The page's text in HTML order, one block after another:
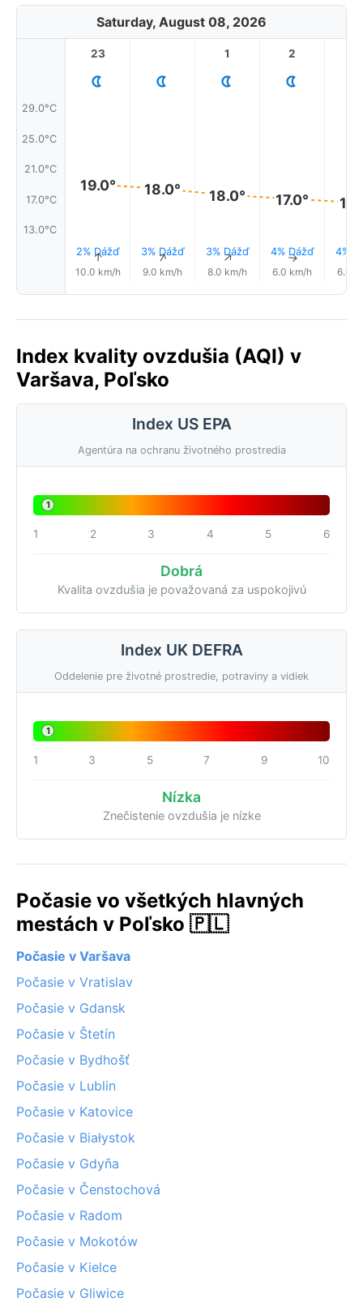
Saturday, August 08, 2026
29.0°C
25.0°C
21.0°C
17.0°C
13.0°C
23
19.0°
2% Dážď
↑
10.0 km/h
18.0°
3% Dážď
↑
9.0 km/h
1
18.0°
3% Dážď
↑
8.0 km/h
2
17.0°
4% Dážď
↑
6.0 km/h
4%
6.0
Index kvality ovzdušia (AQI) v
Varšava, Poľsko
Index US EPA
Agentúra na ochranu životného prostredia
1
1 2 3 4 5 6
Dobrá
Kvalita ovzdušia je považovaná za uspokojivú
Index UK DEFRA
Oddelenie pre životné prostredie, potraviny a vidiek
1
1 3 5 7 9 10
Nízka
Znečistenie ovzdušia je nízke
Počasie vo všetkých hlavných
mestách v Poľsko 🇵🇱
Počasie v Varšava
Počasie v Vratislav
Počasie v Gdansk
Počasie v Štetín
Počasie v Bydhošť
Počasie v Lublin
Počasie v Katovice
Počasie v Białystok
Počasie v Gdyňa
Počasie v Čenstochová
Počasie v Radom
Počasie v Mokotów
Počasie v Kielce
Počasie v Gliwice